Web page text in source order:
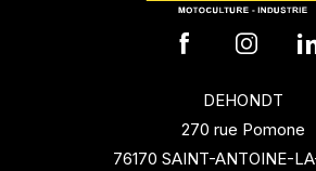
DEHONDT
270 rue Pomone
76170 SAINT-ANTOINE-